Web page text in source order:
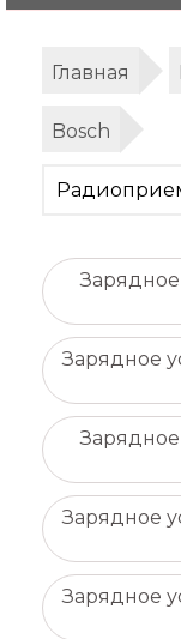
Главная
Bosch
Зарядное
Зарядное
Зарядное
Зарядное
Зарядное